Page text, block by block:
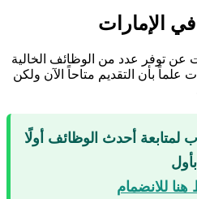
الإمارات
عن توفر عدد من الوظائف الخالية
بأن التقديم متاحاً الآن ولكن
لمتابعة أحدث الوظائف أولًا
بأول
للانضمام